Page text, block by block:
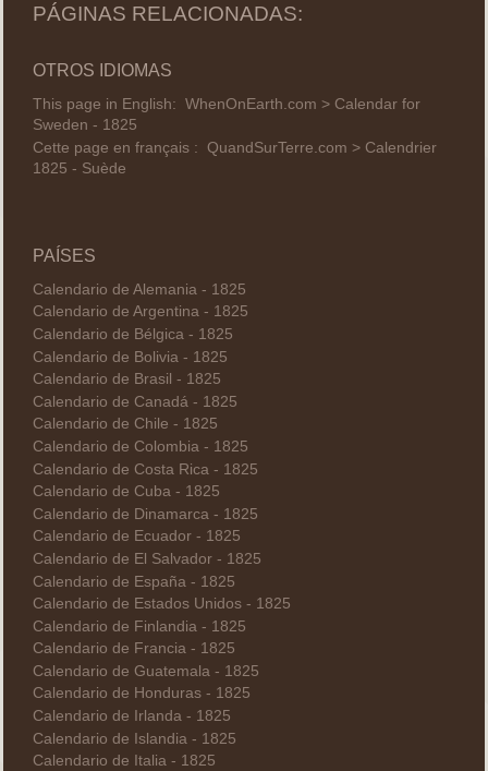
PÁGINAS RELACIONADAS:
OTROS IDIOMAS
This page in English: WhenOnEarth.com > Calendar for
Sweden - 1825
Cette page en français : QuandSurTerre.com > Calendrier
1825 - Suède
PAÍSES
Calendario de Alemania - 1825
Calendario de Argentina - 1825
Calendario de Bélgica - 1825
Calendario de Bolivia - 1825
Calendario de Brasil - 1825
Calendario de Canadá - 1825
Calendario de Chile - 1825
Calendario de Colombia - 1825
Calendario de Costa Rica - 1825
Calendario de Cuba - 1825
Calendario de Dinamarca - 1825
Calendario de Ecuador - 1825
Calendario de El Salvador - 1825
Calendario de España - 1825
Calendario de Estados Unidos - 1825
Calendario de Finlandia - 1825
Calendario de Francia - 1825
Calendario de Guatemala - 1825
Calendario de Honduras - 1825
Calendario de Irlanda - 1825
Calendario de Islandia - 1825
Calendario de Italia - 1825